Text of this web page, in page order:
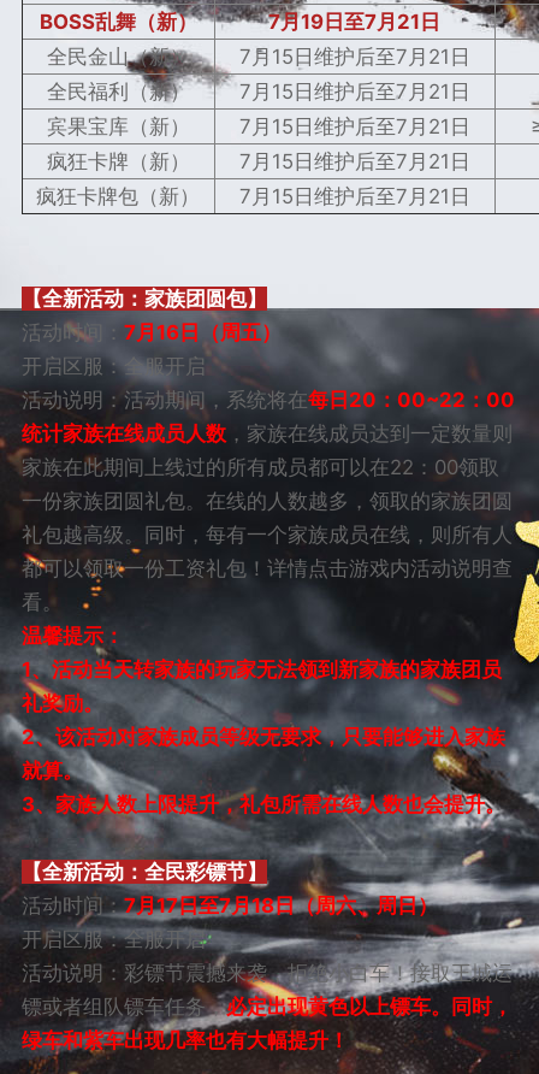
BOSS乱舞（新）
7月19日至7月21日
全民金山（新）
7月15日维护后至7月21日
全民福利（新）
7月15日维护后至7月21日
宾果宝库（新）
7月15日维护后至7月21日
疯狂卡牌（新）
7月15日维护后至7月21日
疯狂卡牌包（新）
7月15日维护后至7月21日
【全新活动：家族团圆包】
活动时间： 7月16日（周五）
开启区服：全服开启
活动说明：活动期间，系统将在每日20：00~22：00
统计家族在线成员人数，家族在线成员达到一定数量则
家族在此期间上线过的所有成员都可以在22：00领取
一份家族团圆礼包。在线的人数越多，领取的家族团圆
礼包越高级。同时，每有一个家族成员在线，则所有人
都可以领取一份工资礼包！详情点击游戏内活动说明查
看。
温馨提示：
1、活动当天转家族的玩家无法领到新家族的家族团员
礼奖励。
2、该活动对家族成员等级无要求，只要能够进入家族
就算。
3、家族人数上限提升，礼包所需在线人数也会提升。
【全新活动：全民彩镖节】
活动时间： 7月17日至7月18日（周六、周日）
开启区服：全服开启
活动说明：彩镖节震撼来袭，拒绝小白车！接取王城运
镖或者组队镖车任务，必定出现黄色以上镖车。同时，
绿车和紫车出现几率也有大幅提升！